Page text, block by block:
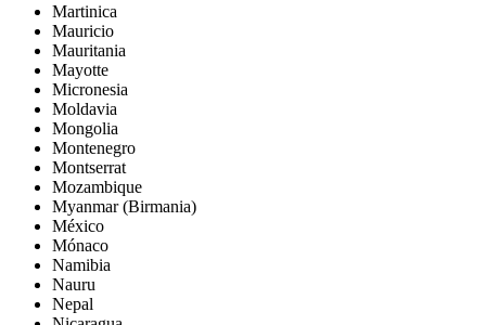
Martinica
Mauricio
Mauritania
Mayotte
Micronesia
Moldavia
Mongolia
Montenegro
Montserrat
Mozambique
Myanmar (Birmania)
México
Mónaco
Namibia
Nauru
Nepal